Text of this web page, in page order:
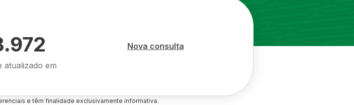
atualizado em
Nova consulta
e têm finalidade exclusivamente informativa.